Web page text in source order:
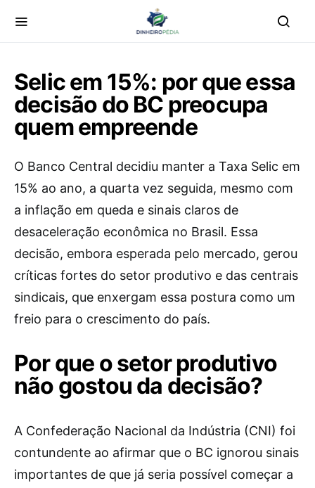
Selic em 15%: por que essa
decisão do BC preocupa
quem empreende
O Banco Central decidiu manter a Taxa Selic em
15% ao ano, a quarta vez seguida, mesmo com
a inflação em queda e sinais claros de
desaceleração econômica no Brasil. Essa
decisão, embora esperada pelo mercado, gerou
críticas fortes do setor produtivo e das centrais
sindicais, que enxergam essa postura como um
freio para o crescimento do país.
Por que o setor produtivo
não gostou da decisão?
A Confederação Nacional da Indústria (CNI) foi
contundente ao afirmar que o BC ignorou sinais
importantes de que já seria possível começar a